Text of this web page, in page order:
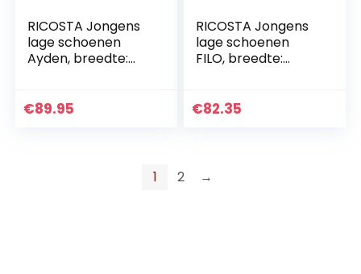
RICOSTA Jongens
lage schoenen
Ayden, breedte:
voetschoen
€89.95
RICOSTA Jongens
lage schoenen
FILO, breedte:
€82.35
1 2 →